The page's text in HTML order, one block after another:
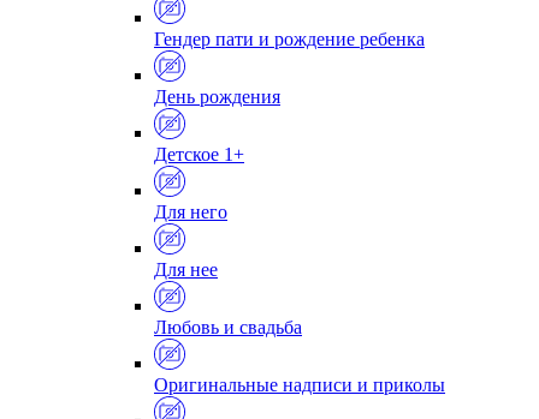
Гендер пати и рождение ребенка
День рождения
Детское 1+
Для него
Для нее
Любовь и свадьба
Оригинальные надписи и приколы